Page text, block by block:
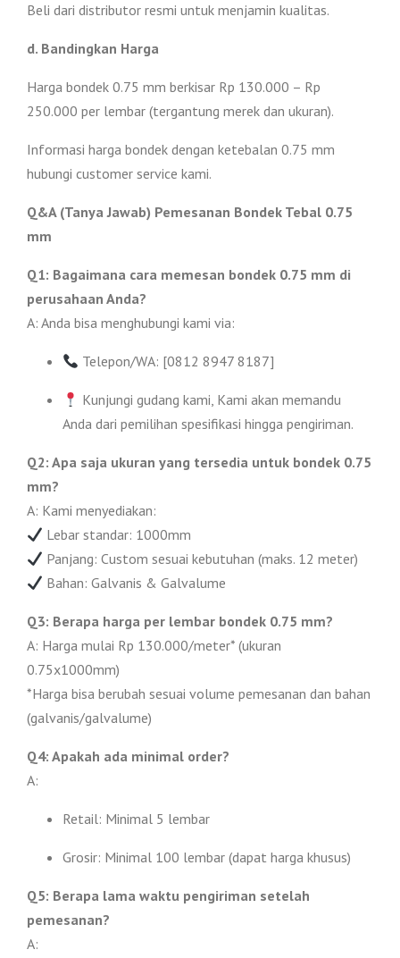
Beli dari distributor resmi untuk menjamin kualitas.
d. Bandingkan Harga
Harga bondek 0.75 mm berkisar Rp 130.000 – Rp
250.000 per lembar (tergantung merek dan ukuran).
Informasi harga bondek dengan ketebalan 0.75 mm
hubungi customer service kami.
Q&A (Tanya Jawab) Pemesanan Bondek Tebal 0.75
mm
Q1: Bagaimana cara memesan bondek 0.75 mm di
perusahaan Anda?
A: Anda bisa menghubungi kami via:
Telepon/WA: [0812 8947 8187]
Kunjungi gudang kami, Kami akan memandu
Anda dari pemilihan spesifikasi hingga pengiriman.
Q2: Apa saja ukuran yang tersedia untuk bondek 0.75
mm?
A: Kami menyediakan:
Lebar standar: 1000mm
Panjang: Custom sesuai kebutuhan (maks. 12 meter)
Bahan: Galvanis & Galvalume
Q3: Berapa harga per lembar bondek 0.75 mm?
A: Harga mulai Rp 130.000/meter* (ukuran
0.75x1000mm)
*Harga bisa berubah sesuai volume pemesanan dan bahan
(galvanis/galvalume)
Q4: Apakah ada minimal order?
A:
Retail: Minimal 5 lembar
Grosir: Minimal 100 lembar (dapat harga khusus)
Q5: Berapa lama waktu pengiriman setelah
pemesanan?
A: